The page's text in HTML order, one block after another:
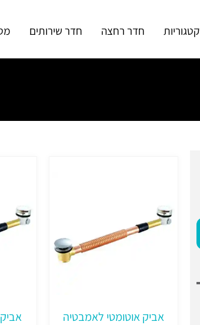
קטגוריות חדר רחצה חדר שירותים
אביק אוטומטי לאמבטיה